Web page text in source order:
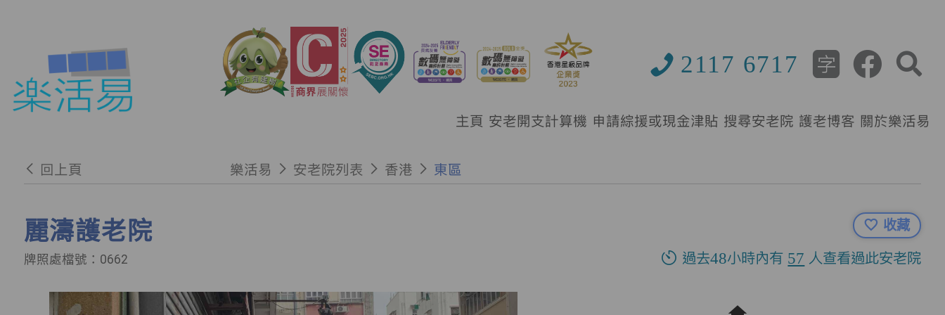
2117 6717
主頁 安老開支計算機 申請綜援或現金津貼 搜尋安老院 護老博客 關於樂活易
回上頁 樂活易 安老院列表 香港 東區
麗濤護老院
牌照處檔號：0662
收藏
過去48小時內有 57 人查看過此安老院